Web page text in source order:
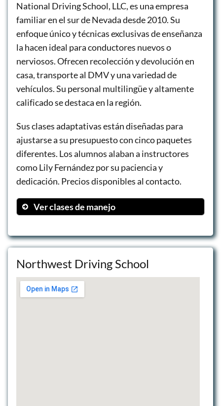
National Driving School, LLC, es una empresa
familiar en el sur de Nevada desde 2010. Su
enfoque único y técnicas exclusivas de enseñanza
la hacen ideal para conductores nuevos o
nerviosos. Ofrecen recolección y devolución en
casa, transporte al DMV y una variedad de
vehículos. Su personal multilingüe y altamente
calificado se destaca en la región.
Sus clases adaptativas están diseñadas para
ajustarse a su presupuesto con cinco paquetes
diferentes. Los alumnos alaban a instructores
como Lily Fernández por su paciencia y
dedicación. Precios disponibles al contacto.
Ver clases de manejo
Clase Intermedia
Northwest Driving School